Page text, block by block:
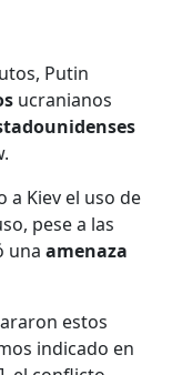
Putin
ucranianos
a Kiev el uso de
pese a las
unaamenaza
estos
indicado en